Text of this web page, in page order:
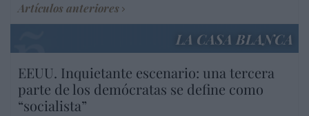
Artículos anteriores
LA CASA BLANCA
EEUU. Inquietante escenario: una tercera
parte de los demócratas se define como
“socialista”